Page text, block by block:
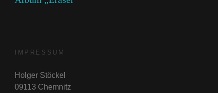
IMPRESSUM
Holger Stöckel
09113 Chemnitz